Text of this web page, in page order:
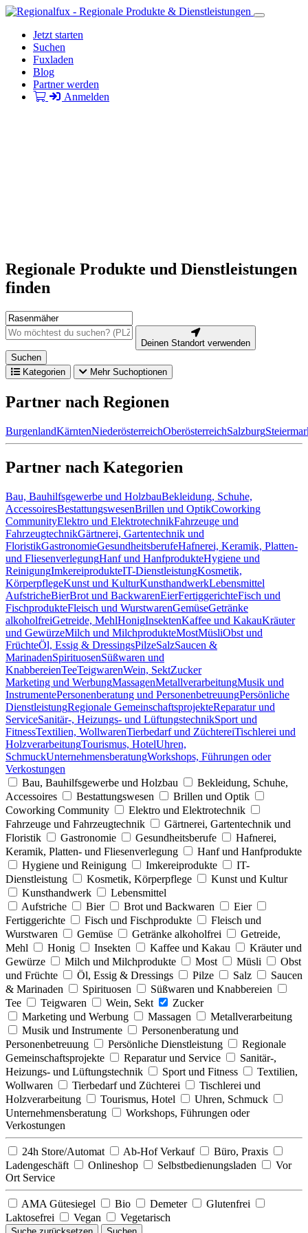
Jetzt starten
Suchen
Fuxladen
Blog
Partner werden
Anmelden
Regionale Produkte und Dienstleistungen
finden
Deinen Standort verwenden
Suchen
Kategorien
Mehr Suchoptionen
Partner nach Regionen
BurgenlandKärntenNiederösterreichOberösterreichSalzburg
Partner nach Kategorien
Bau, Bauhilfsgewerbe und HolzbauBekleidung, Schuhe,
AccessoiresBestattungswesenBrillen und OptikCoworking
CommunityElektro und ElektrotechnikFahrzeuge und
FahrzeugtechnikGärtnerei, Gartentechnik und
FloristikGastronomieGesundheitsberufeHafnerei, Keramik, Platten-
und FliesenverlegungHanf und HanfprodukteHygiene und
ReinigungImkereiprodukteIT-DienstleistungKosmetik,
KörperpflegeKunst und KulturKunsthandwerkLebensmittel
AufstricheBierBrot und BackwarenEierFertiggerichteFisch und
FischprodukteFleisch und WurstwarenGemüseGetränke
alkoholfreiGetreide, MehlHonigInsektenKaffee und KakauKräuter
und GewürzeMilch und MilchprodukteMostMüsliObst und
FrüchteÖl, Essig & DressingsPilzeSalzSaucen &
MarinadenSpirituosenSüßwaren und
KnabbereienTeeTeigwarenWein, SektZucker
Marketing und WerbungMassagenMetallverarbeitungMusik und
InstrumentePersonenberatung und PersonenbetreuungPersönliche
DienstleistungRegionale GemeinschaftsprojekteReparatur und
ServiceSanitär-, Heizungs- und LüftungstechnikSport und
FitnessTextilien, WollwarenTierbedarf und ZüchtereiTischlerei und
HolzverarbeitungTourismus, HotelUhren,
SchmuckUnternehmensberatungWorkshops, Führungen oder
Verkostungen
Bau, Bauhilfsgewerbe und Holzbau
Bekleidung, Schuhe,
Accessoires
Bestattungswesen
Brillen und Optik
Coworking Community
Elektro und Elektrotechnik
Fahrzeuge und Fahrzeugtechnik
Gärtnerei, Gartentechnik und
Floristik
Gastronomie Gesundheitsberufe
Hafnerei,
Keramik, Platten- und Fliesenverlegung
Hanf und Hanfprodukte
Hygiene und Reinigung
Imkereiprodukte
IT-
Dienstleistung
Kosmetik, Körperpflege
Kunst und Kultur
Kunsthandwerk
Lebensmittel
Aufstriche
Bier Brot und Backwaren
Eier
Fertiggerichte
Fisch und Fischprodukte
Fleisch und
Wurstwaren
Gemüse Getränke alkoholfrei
Getreide,
Mehl
Honig Insekten Kaffee und Kakau
Kräuter und
Gewürze
Milch und Milchprodukte Most Müsli
Obst
und Früchte
Öl, Essig & Dressings Pilze Salz
Saucen
& Marinaden
Spirituosen
Süßwaren und Knabbereien
Tee
Teigwaren Wein, Sekt
Zucker
Marketing und Werbung
Massagen
Metallverarbeitung
Musik und Instrumente
Personenberatung und
Personenbetreuung
Persönliche Dienstleistung
Regionale
Gemeinschaftsprojekte
Reparatur und Service
Sanitär-,
Heizungs- und Lüftungstechnik
Sport und Fitness
Textilien,
Wollwaren
Tierbedarf und Züchterei
Tischlerei und
Holzverarbeitung
Tourismus, Hotel
Uhren, Schmuck
Unternehmensberatung
Workshops, Führungen oder
Verkostungen
24h Store/Automat Ab-Hof Verkauf
Büro, Praxis
Ladengeschäft
Onlineshop Selbstbedienungsladen
Vor
Ort Service
AMA Gütesiegel Bio Demeter
Glutenfrei
Laktosefrei
Vegan Vegetarisch